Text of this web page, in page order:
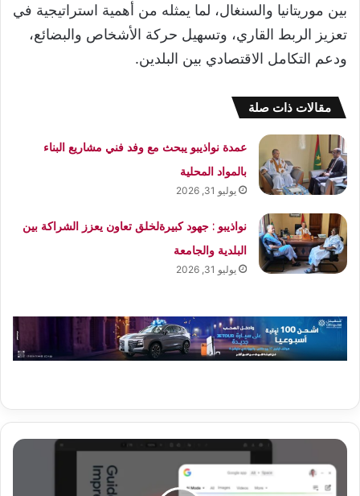
بين موريتانيا والسنغال، لما يمثله من أهمية استراتيجية في
تعزيز الربط القاري، وتسهيل حركة الأشخاص والبضائع،
ودعم التكامل الاقتصادي بين البلدين.
مقالات ذات صلة
عمدة نواذيبو يبحث مع وفد فني مشاريع البناء
بالمواد المحلية
يوليو 31, 2026
نواذيبو : جهود كبيرةلخلق تعاون يعزز الشراكة بين
البلدية والجامعة
يوليو 31, 2026
غوغل
تطلق